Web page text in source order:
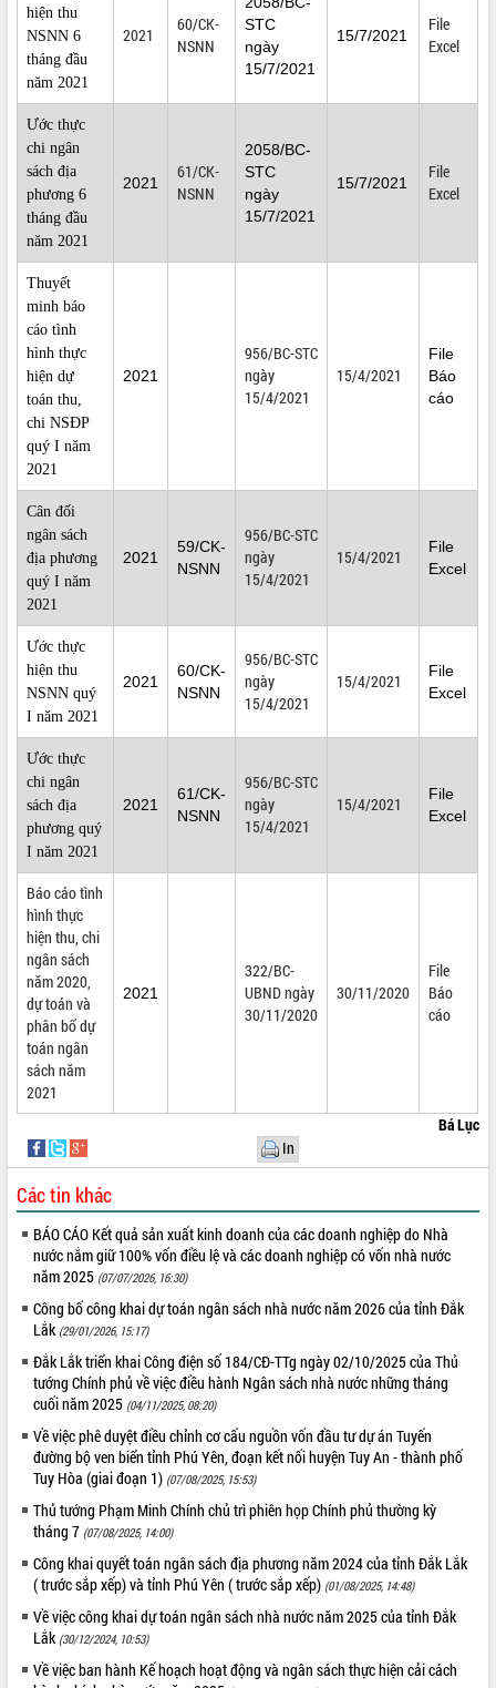
LIÊN KẾT WEB
THỐNG KÊ TRUY CẬP
Hôm nay:
Tất cả: 66038444
hiện thu
NSNN 6
tháng đầu
năm 2021
2021
60/CK-
NSNN
STC
ngày
15/7/2021
15/7/2021
File
Excel
Ước thực
chi ngân
sách địa
phương 6
tháng đầu
năm 2021
2021
61/CK-
NSNN
2058/BC-
STC
ngày
15/7/2021
15/7/2021
File
Excel
Thuyết
minh báo
cáo tình
hình thực
hiện dự
toán thu,
chi NSĐP
quý I năm
2021
2021
956/BC-STC
ngày
15/4/2021
15/4/2021
File
Báo
cáo
Cân đối
ngân sách
địa phương
quý I năm
2021
2021
59/CK-
NSNN
956/BC-STC
ngày
15/4/2021
15/4/2021
File
Excel
Ước thực
hiện thu
NSNN quý
I năm 2021
2021
60/CK-
NSNN
956/BC-STC
ngày
15/4/2021
15/4/2021
File
Excel
Ước thực
chi ngân
sách địa
phương quý
I năm 2021
2021
61/CK-
NSNN
956/BC-STC
ngày
15/4/2021
15/4/2021
File
Excel
Báo cáo tình
hình thực
hiện thu, chi
ngân sách
năm 2020,
dự toán và
phân bổ dự
toán ngân
sách năm
2021
2021
322/BC-
UBND ngày
30/11/2020
30/11/2020
File
Báo
cáo
Bá Lục
In
Các tin khác
BÁO CÁO Kết quả sản xuất kinh doanh của các doanh nghiệp do Nhà
nước nắm giữ 100% vốn điều lệ và các doanh nghiệp có vốn nhà nước
năm 2025 (07/07/2026, 16:30)
Công bố công khai dự toán ngân sách nhà nước năm 2026 của tỉnh Đắk
Lắk (29/01/2026, 15:17)
Đắk Lắk triển khai Công điện số 184/CĐ-TTg ngày 02/10/2025 của Thủ
tướng Chính phủ về việc điều hành Ngân sách nhà nước những tháng
cuối năm 2025 (04/11/2025, 08:20)
Về việc phê duyệt điều chỉnh cơ cấu nguồn vốn đầu tư dự án Tuyến
đường bộ ven biển tỉnh Phú Yên, đoạn kết nối huyện Tuy An - thành phố
Tuy Hòa (giai đoạn 1) (07/08/2025, 15:53)
Thủ tướng Phạm Minh Chính chủ trì phiên họp Chính phủ thường kỳ
tháng 7 (07/08/2025, 14:00)
Công khai quyết toán ngân sách địa phương năm 2024 của tỉnh Đắk Lắk
( trước sắp xếp) và tỉnh Phú Yên ( trước sắp xếp) (01/08/2025, 14:48)
Về việc công khai dự toán ngân sách nhà nước năm 2025 của tỉnh Đắk
Lắk (30/12/2024, 10:53)
Về việc ban hành Kế hoạch hoạt động và ngân sách thực hiện cải cách